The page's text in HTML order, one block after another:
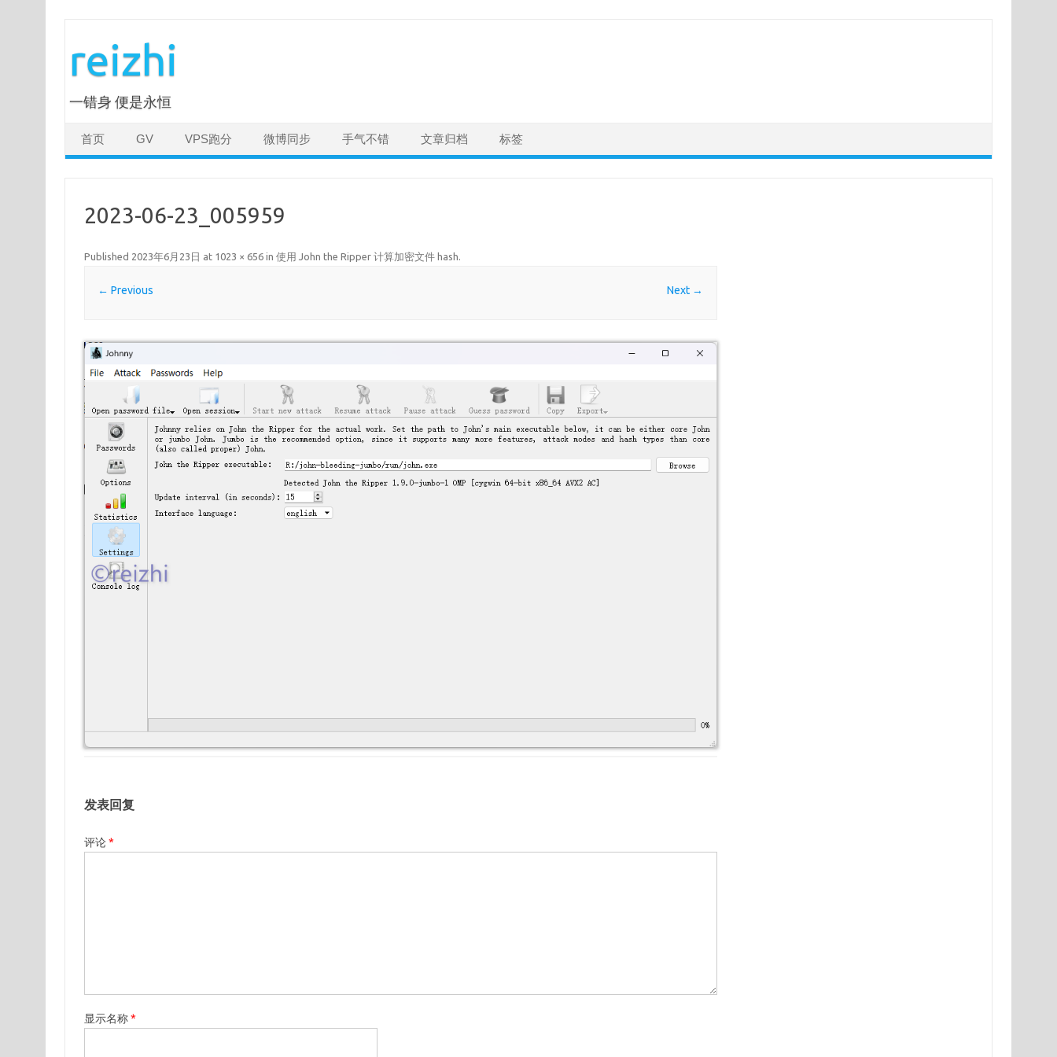
reizhi
一错身 便是永恒
首页 GV VPS跑分 微博同步 手气不错 文章归档 标签
2023-06-23_005959
Published 2023年6月23日 at 1023 × 656in 使用 John the Ripper 计算加密文件 hash.
← Previous Next →
发表回复
评论*
显示名称*